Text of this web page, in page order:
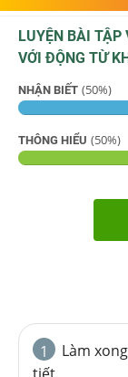
LUYỆN BÀI TẬP
VỚI ĐỘNG TỪ
NHẬN BIẾT (50%)
THÔNG HIỂU (50%)
1
Làm